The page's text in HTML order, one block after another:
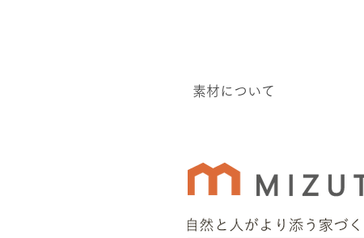
素材について